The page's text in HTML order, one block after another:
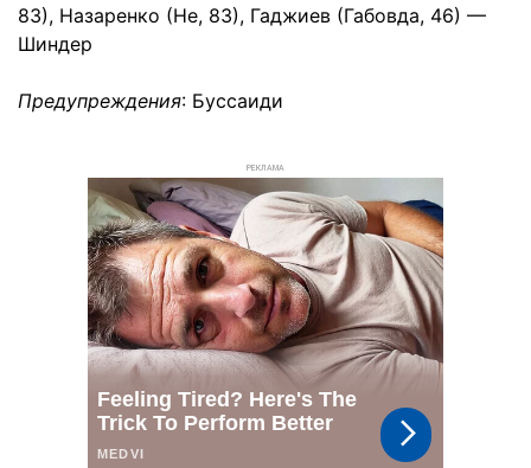
83), Назаренко (Не, 83), Гаджиев (Габовда, 46) —
Шиндер
Предупреждения: Буссаиди
РЕКЛАМА